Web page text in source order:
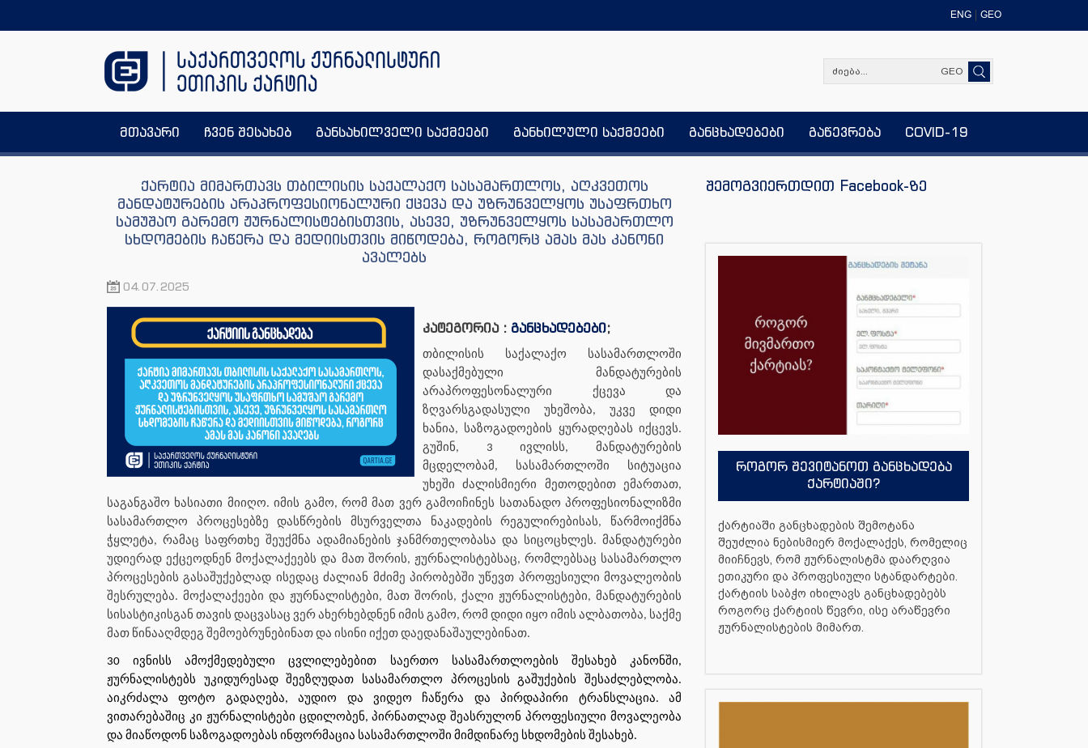
ENG GEO
GEO
მთავარი ჩვენ შესახებ განსახილველი საქმეები განხილული საქმეები განცხადებები გაწევრება COVID-19
ქარტია მიმართავს თბილისის საქალაქო სასამართლოს, აღკვეთოს
მანდატურების არაპროფესიონალური ქცევა და უზრუნველყოს უსაფრთხო
სამუშაო გარემო ჟურნალისტებისთვის, ასევე, უზრუნველყოს სასამართლო
სხდომების ჩაწერა და მედიისთვის მიწოდება, როგორც ამას მას კანონი
ავალებს
04.07.2025
კატეგორია : განცხადებები;
თბილისის საქალაქო სასამართლოში
დასაქმებული მანდატურების
არაპროფესონალური ქცევა და
ზღვარსგადასული უხეშობა, უკვე დიდი
ხანია, საზოგადოების ყურადღებას იქცევს.
გუშინ, 3 ივლისს, მანდატურების
მცდელობამ, სასამართლოში სიტუაცია
უხეში ძალისმიერი მეთოდებით ემართათ,
საგანგაშო ხასიათი მიიღო. იმის გამო, რომ მათ ვერ გამოიჩინეს სათანადო პროფესიონალიზმი
სასამართლო პროცესებზე დასწრების მსურველთა ნაკადების რეგულირებისას, წარმოიქმნა
ჭყლეტა, რამაც საფრთხე შეუქმნა ადამიანების ჯანმრთელობასა და სიცოცხლეს. მანდატურები
უდიერად ექცეოდნენ მოქალაქეებს და მათ შორის, ჟურნალისტებსაც, რომლებსაც სასამართლო
პროცესების გასაშუქებლად ისედაც ძალიან მძიმე პირობებში უწევთ პროფესიული მოვალეობის
შესრულება. მოქალაქეები და ჟურნალისტები, მათ შორის, ქალი ჟურნალისტები, მანდატურების
სისასტიკისგან თავის დაცვასაც ვერ ახერხებდნენ იმის გამო, რომ დიდი იყო იმის ალბათობა, საქმე
მათ წინააღმდეგ შემოებრუნებინათ და ისინი იქეთ დაედანაშაულებინათ.
30 ივნისს ამოქმედებული ცვლილებებით საერთო სასამართლოების შესახებ კანონში,
ჟურნალისტებს უკიდურესად შეეზღუდათ სასამართლო პროცესის გაშუქების შესაძლებლობა.
აიკრძალა ფოტო გადაღება, აუდიო და ვიდეო ჩაწერა და პირდაპირი ტრანსლაცია. ამ
ვითარებაშიც კი ჟურნალისტები ცდილობენ, პირნათლად შეასრულონ პროფესიული მოვალეობა
და მიაწოდონ საზოგადოებას ინფორმაცია სასამართლოში მიმდინარე სხდომების შესახებ.
შემოგვიერთდით Facebook-ზე
როგორ შევიტანოთ განცხადება
ქარტიაში?
ქარტიაში განცხადების შემოტანა
შეუძლია ნებისმიერ მოქალაქეს, რომელიც
მიიჩნევს, რომ ჟურნალისტმა დაარღვია
ეთიკური და პროფესიული სტანდარტები.
ქარტიის საბჭო იხილავს განცხადებებს
როგორც ქარტიის წევრი, ისე არაწევრი
ჟურნალისტების მიმართ.